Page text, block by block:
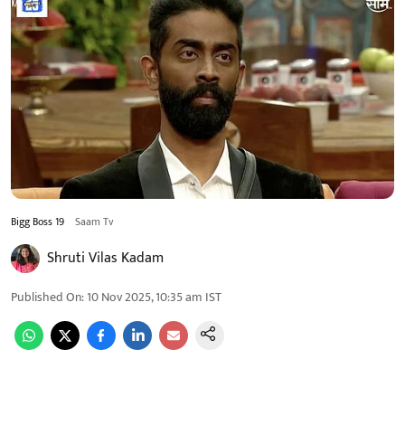
Bigg Boss 19 Saam Tv
Shruti Vilas Kadam
Published On:10 Nov 2025, 10:35 am IST